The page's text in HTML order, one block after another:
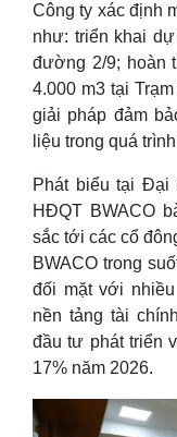
Công ty xác định
như: triển khai
đường 2/9; hoàn
4.000 m3 tại
giải pháp đảm
liệu trong quá
Phát biểu tại
HĐQT BWACO
sắc tới các cổ
BWACO trong
đối mặt với
nền tảng tài
đầu tư phát triển
17% năm 2026.